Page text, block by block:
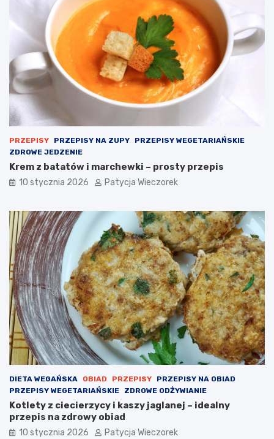
PRZEPISY PRZEPISY NA ZUPY
PRZEPISY WEGETARIAŃSKIE
ZDROWE JEDZENIE
Krem z batatów i marchewki – prosty przepis
10 stycznia 2026 Patycja Wieczorek
DIETA WEGAŃSKA OBIAD PRZEPISY
PRZEPISY NA OBIAD
PRZEPISY WEGETARIAŃSKIE
ZDROWE ODŻYWIANIE
Kotlety z ciecierzycy i kaszy jaglanej – idealny
przepis na zdrowy obiad
10 stycznia 2026 Patycja Wieczorek